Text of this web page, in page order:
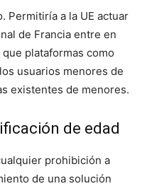
Permitiría a la UE actuar
de Francia entre en
plataformas como
usuarios menores de
existentes de menores.
de edad
prohibición a
de una solución